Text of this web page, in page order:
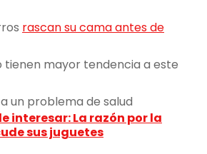
rascan su cama antes de
tienen mayor tendencia a este
un problema de salud
interesar: La razón por la
sus juguetes